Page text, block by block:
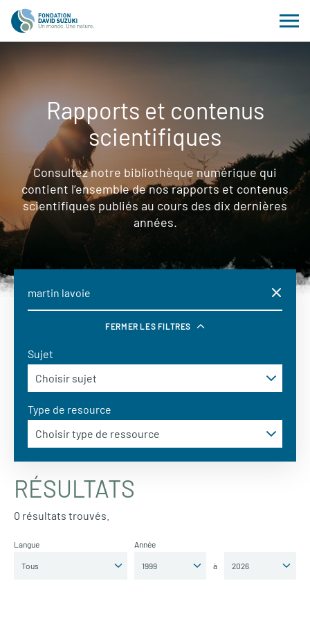
Rapports et contenus
scientifiques
Consultez notre bibliothèque numérique qui
contient l’ensemble de nos rapports et contenus
scientifiques publiés au cours des dix dernières
années.
FERMER LES FILTRES
Sujet
Type de resource
RÉSULTATS
0 résultats trouvés.
Langue Année
à